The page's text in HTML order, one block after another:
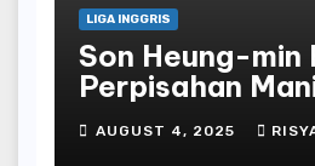
LIGA INGGRIS
Son Heung-min
Perpisahan
Terakhir
Tottenham
AUGUST 4, 2025